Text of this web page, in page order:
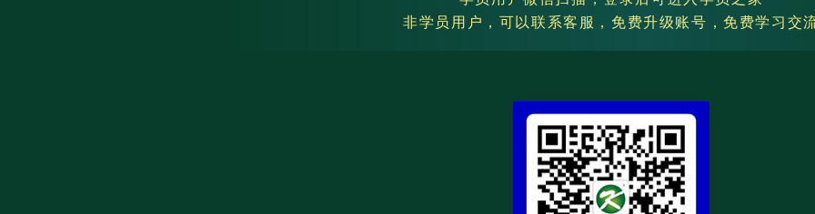
非学员用户，可以联系客服，免费升级账号，免费学习交